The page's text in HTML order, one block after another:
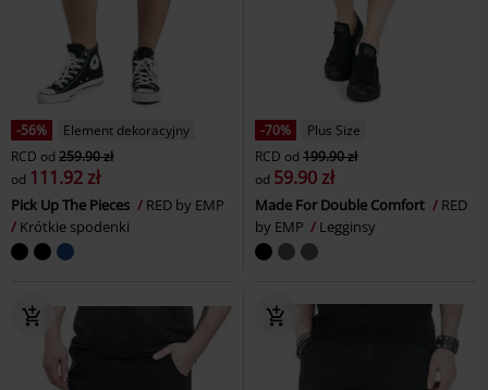
-56%
Element dekoracyjny
RCD od 259.90 zł
od 111.92 zł
Pick Up The Pieces
RED by EMP
Krótkie spodenki
-70%
Plus Size
RCD od 199.90 zł
od 59.90 zł
Made For Double Comfort
RED
by EMP
Legginsy